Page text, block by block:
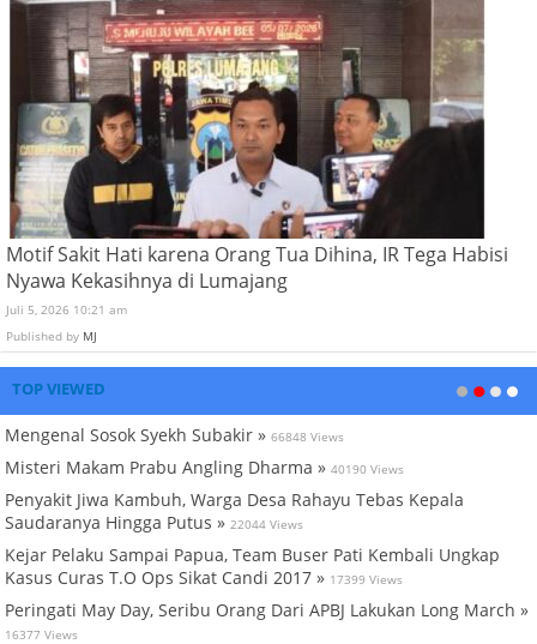
Motif Sakit Hati karena Orang Tua Dihina, IR Tega Habisi
Nyawa Kekasihnya di Lumajang
Juli 5, 2026 10:21 am
Published by MJ
TOP VIEWED
Mengenal Sosok Syekh Subakir » 66848 Views
Misteri Makam Prabu Angling Dharma » 40190 Views
Penyakit Jiwa Kambuh, Warga Desa Rahayu Tebas Kepala
Saudaranya Hingga Putus » 22044 Views
Kejar Pelaku Sampai Papua, Team Buser Pati Kembali Ungkap
Kasus Curas T.O Ops Sikat Candi 2017 » 17399 Views
Peringati May Day, Seribu Orang Dari APBJ Lakukan Long March »
16377 Views